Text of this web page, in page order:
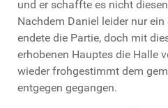
und er schaffte es nicht
Nachdem Daniel leider nur
endete die Partie, doch mit
erhobenen Hauptes die Halle
wieder frohgestimmt dem
entgegen gegangen.